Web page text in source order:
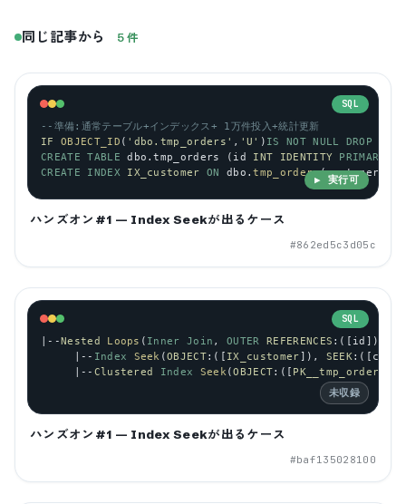
同じ記事から 5 件
SQL
--準備:通常テーブル+インデックス+ 1万件投入+統計更新
IF
OBJECT_ID ( 'dbo.tmp_orders' , 'U' ) IS NOT NULL DROP
CREATE
TABLE dbo .tmp_orders ( id INT IDENTITY PRIMARY
CREATE
INDEX IX_customer ON dbo .tmp_orders(customer_id
▶ 実行可
ハンズオン#1 — Index Seekが出るケース
#862ed5c3d05c
SQL
|--Nested Loops ( Inner Join , OUTER REFERENCES :([ id ]))
     |--
Index Seek (OBJECT:([ IX_customer]), SEEK :([
     |--
Clustered Index Seek (OBJECT:([ PK__tmp_orders
未収録
ハンズオン#1 — Index Seekが出るケース
#baf135028100